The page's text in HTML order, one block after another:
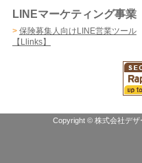
LINEマーケティング事業
> 保険募集人向けLINE営業ツール
【Llinks】
Copyright © 株式会社デザ